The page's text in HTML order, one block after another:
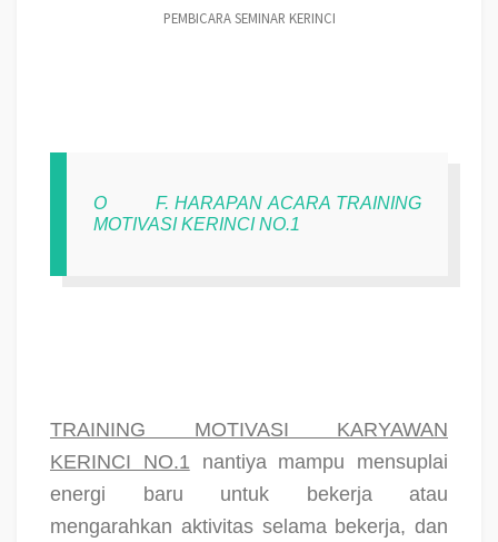
PEMBICARA SEMINAR KERINCI
O
F. HARAPAN ACARA TRAINING
MOTIVASI KERINCI NO.1
TRAINING MOTIVASI KARYAWAN
KERINCI NO.1 nantiya mampu mensuplai
energi baru untuk bekerja atau
mengarahkan aktivitas selama bekerja, dan